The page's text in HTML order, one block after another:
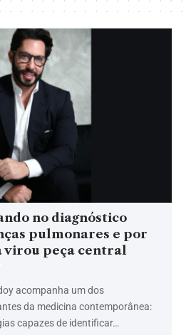
no diagnóstico
pulmonares e por
virou peça central
acompanha um dos
da medicina contemporânea:
capazes de identificar…